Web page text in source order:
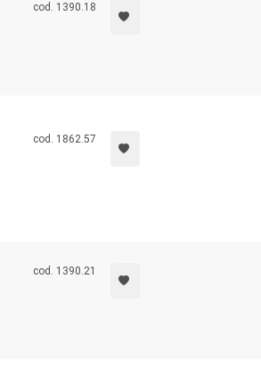
cod. 1390.18
cod. 1862.57
cod. 1390.21